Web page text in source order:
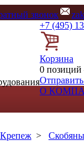
звонок
+7 (495)
Корзина
0 позиций
Отправить
О
Крепеж >